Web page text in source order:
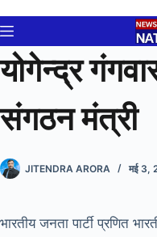
to
content
योगेन्द्र
संगठन मंत्री
JITENDRA ARORA मई 3,
भारतीय जनता पार्टी प्रणित